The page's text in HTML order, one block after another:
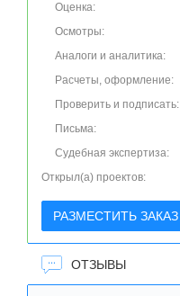
Оценка:
Осмотры:
Аналоги и аналитика:
Расчеты, оформление:
Проверить и подписать:
Письма:
Судебная экспертиза:
Открыл(а) проектов:
РАЗМЕСТИТЬ ЗАКАЗ
ОТЗЫВЫ